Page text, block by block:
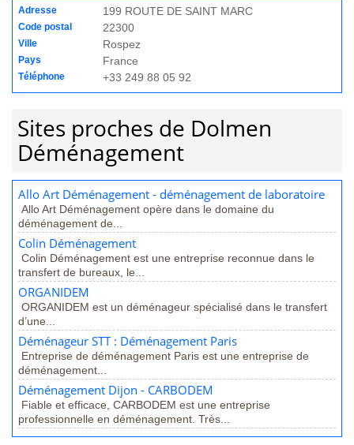
Adresse 199 ROUTE DE SAINT MARC
Code postal 22300
Ville Rospez
Pays France
Téléphone +33 249 88 05 92
Sites proches de Dolmen
Déménagement
Allo Art Déménagement - déménagement de laboratoire
Allo Art Déménagement opère dans le domaine du
déménagement de...
Colin Déménagement
Colin Déménagement est une entreprise reconnue dans le
transfert de bureaux, le...
ORGANIDEM
ORGANIDEM est un déménageur spécialisé dans le transfert
d’une...
Déménageur STT : Déménagement Paris
Entreprise de déménagement Paris est une entreprise de
déménagement...
Déménagement Dijon - CARBODEM
Fiable et efficace, CARBODEM est une entreprise
professionnelle en déménagement. Très...